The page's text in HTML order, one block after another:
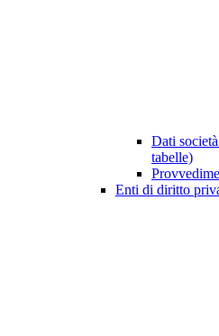
Dati
tabelle)
Enti di diritto